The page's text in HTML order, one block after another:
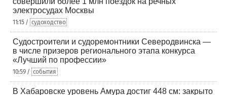
электросудах Москвы
11:15 / судоходство
Судостроители и судоремонтники Северодвинска —
в числе призеров регионального этапа конкурса
«Лучший по профессии»
10:59 / события
В Хабаровске уровень Амура достиг 448 см: закрыто